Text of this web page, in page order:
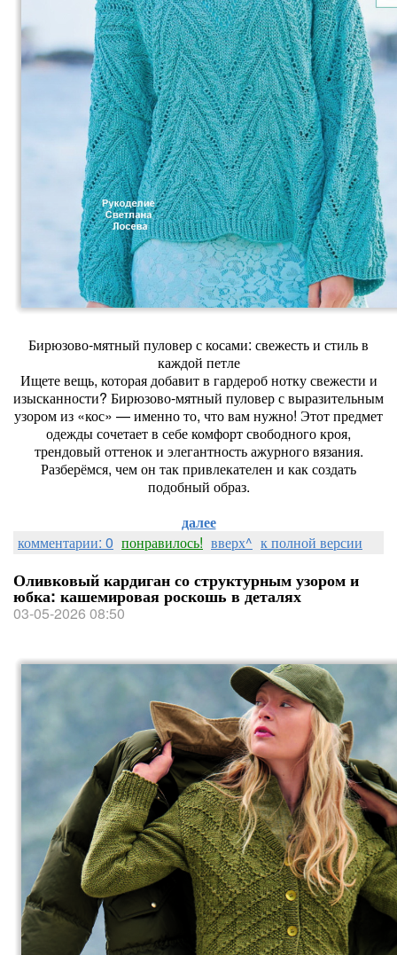
Бирюзово-мятный пуловер с косами: свежесть и стиль в
каждой петле
Ищете вещь, которая добавит в гардероб нотку свежести и
изысканности? Бирюзово-мятный пуловер с выразительным
узором из «кос» — именно то, что вам нужно! Этот предмет
одежды сочетает в себе комфорт свободного кроя,
трендовый оттенок и элегантность ажурного вязания.
Разберёмся, чем он так привлекателен и как создать
подобный образ.
далее
комментарии: 0 понравилось! вверх^ к полной версии
Оливковый кардиган со структурным узором и
юбка: кашемировая роскошь в деталях
03-05-2026 08:50